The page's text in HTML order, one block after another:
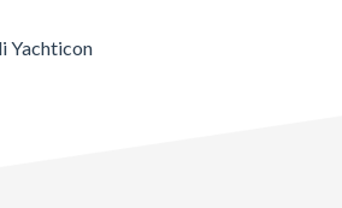
Yachticon